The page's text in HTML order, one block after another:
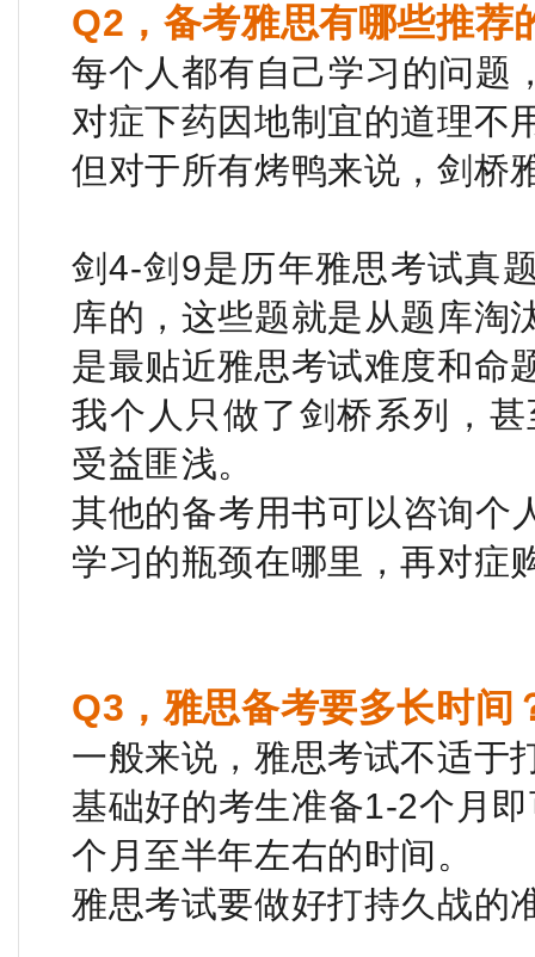
Q2，备考雅思有哪些推荐
每个人都有自己学习的问题
对症下药因地制宜的道理不
但对于所有烤鸭来说，剑桥
剑4-剑9是历年雅思考试真
库的，这些题就是从题库淘
是最贴近雅思考试难度和命
我个人只做了剑桥系列，
受益匪浅。
其他的备考用书可以咨询个
学习的瓶颈在哪里，再对症
Q3，雅思备考要多长时间
一般来说，雅思考试不适于
基础好的考生准备1-2个月
个月至半年左右的时间。
雅思考试要做好打持久战的